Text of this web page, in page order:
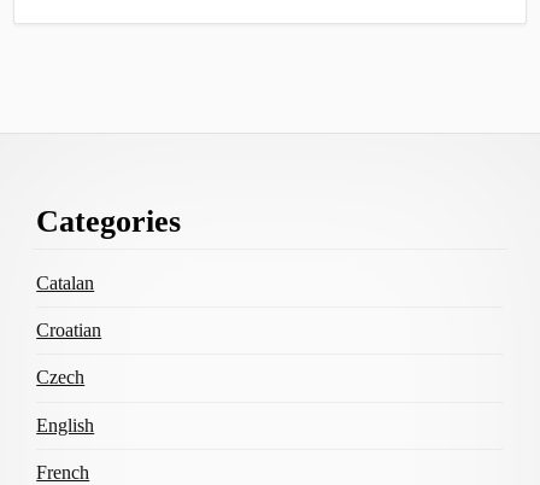
Content
Categories
Catalan
Croatian
Czech
English
French